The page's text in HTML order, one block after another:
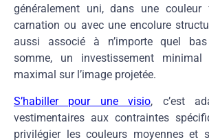
généralement uni, dans une
carnation ou avec une encolure
aussi associé à n’importe quel
somme, un investissement
maximal sur l’image projetée.
S’habiller pour une visio, c’est
vestimentaires aux contraintes
privilégier les couleurs moyennes et